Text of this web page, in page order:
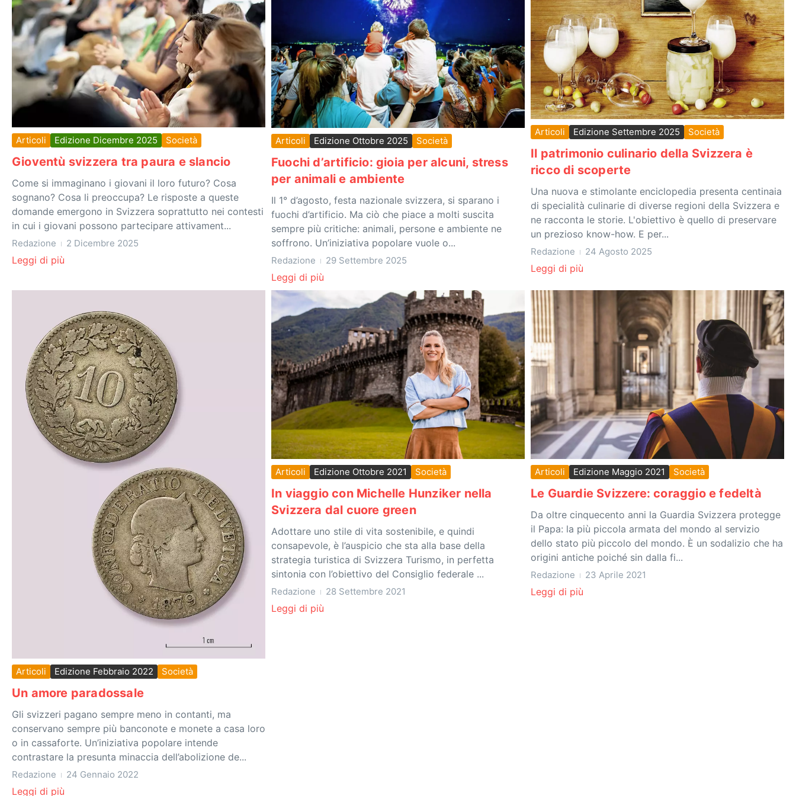
Articoli Edizione Dicembre 2025 Società
Gioventù svizzera tra paura e slancio
Come si immaginano i giovani il loro futuro? Cosa
sognano? Cosa li preoccupa? Le risposte a queste
domande emergono in Svizzera soprattutto nei contesti
in cui i giovani possono partecipare attivament...
Redazione 2 Dicembre 2025
Leggi di più
Articoli Edizione Ottobre 2025 Società
Fuochi d’artificio: gioia per alcuni, stress
per animali e ambiente
Il 1° d’agosto, festa nazionale svizzera, si sparano i
fuochi d’artificio. Ma ciò che piace a molti suscita
sempre più critiche: animali, persone e ambiente ne
soffrono. Un’iniziativa popolare vuole o...
Redazione 29 Settembre 2025
Leggi di più
Articoli Edizione Settembre 2025 Società
Il patrimonio culinario della Svizzera è
ricco di scoperte
Una nuova e stimolante enciclopedia presenta centinaia
di specialità culinarie di diverse regioni della Svizzera e
ne racconta le storie. L'obiettivo è quello di preservare
un prezioso know-how. E per...
Redazione 24 Agosto 2025
Leggi di più
Articoli Edizione Febbraio 2022 Società
Un amore paradossale
Gli svizzeri pagano sempre meno in contanti, ma
conservano sempre più banconote e monete a casa loro
o in cassaforte. Un’iniziativa popolare intende
contrastare la presunta minaccia dell’abolizione de...
Redazione 24 Gennaio 2022
Leggi di più
Articoli Edizione Ottobre 2021 Società
In viaggio con Michelle Hunziker nella
Svizzera dal cuore green
Adottare uno stile di vita sostenibile, e quindi
consapevole, è l’auspicio che sta alla base della
strategia turistica di Svizzera Turismo, in perfetta
sintonia con l’obiettivo del Consiglio federale ...
Redazione 28 Settembre 2021
Leggi di più
Articoli Edizione Maggio 2021 Società
Le Guardie Svizzere: coraggio e fedeltà
Da oltre cinquecento anni la Guardia Svizzera protegge
il Papa: la più piccola armata del mondo al servizio
dello stato più piccolo del mondo. È un sodalizio che ha
origini antiche poiché sin dalla fi...
Redazione 23 Aprile 2021
Leggi di più